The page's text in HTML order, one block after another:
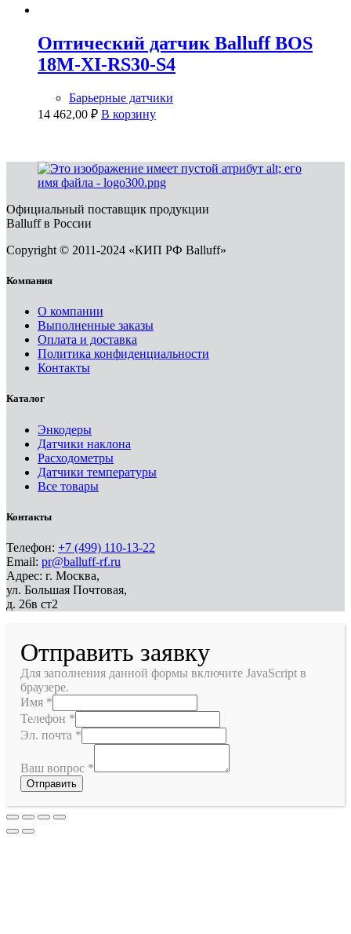
Оптический датчик Balluff BOS
18M-XI-RS30-S4
Барьерные датчики
14 462,00 ₽ В корзину
Официальный поставщик продукции
Balluff в России
Copyright © 2011-2024 «КИП РФ Balluff»
Компания
О компании
Выполненные заказы
Оплата и доставка
Политика конфиденциальности
Контакты
Каталог
Энкодеры
Датчики наклона
Расходометры
Датчики температуры
Все товары
Контакты
Телефон: +7 (499) 110-13-22
Email: pr@balluff-rf.ru
Адрес: г. Москва,
ул. Большая Почтовая,
д. 26в ст2
Отправить заявку
Для заполнения данной формы включите JavaScript в
браузере.
Имя *
Телефон *
Эл. почта *
Ваш вопрос *
Отправить